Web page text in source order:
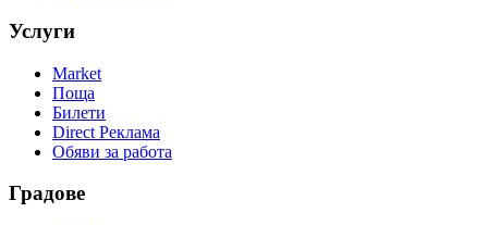
Услуги
Market
Поща
Билети
Direct Реклама
Обяви за работа
Градове